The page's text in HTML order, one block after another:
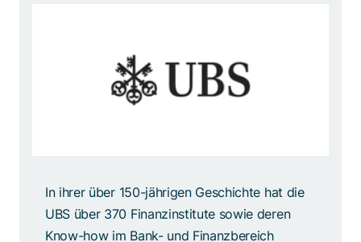
In ihrer über 150-jährigen Geschichte hat die
UBS über 370 Finanzinstitute sowie deren
Know-how im Bank- und Finanzbereich